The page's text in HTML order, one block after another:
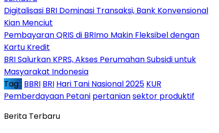
Digitalisasi BRI Dominasi Transaksi, Bank Konvensional
Kian Menciut
Pembayaran QRIS di BRImo Makin Fleksibel dengan
Kartu Kredit
BRI Salurkan KPRS, Akses Perumahan Subsidi untuk
Masyarakat Indonesia
Tag : BBRI BRI Hari Tani Nasional 2025 KUR
Pemberdayaan Petani pertaniansektor produktif
Berita Terbaru